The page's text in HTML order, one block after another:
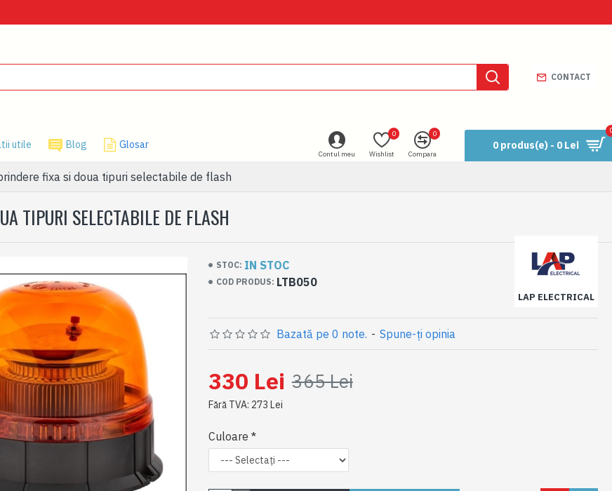
CONTACT
utile Blog Glosar
Contul meu Wishlist
0
Compara
0
0 produs(e) - 0 Lei
fixa si doua tipuri selectabile de flash
TIPURI SELECTABILE DE FLASH
STOC: IN STOC
COD PRODUS: LTB050
LAP ELECTRICAL
Bazată pe 0 note. - Spune-ţi opinia
330 Lei 365 Lei
Fără TVA: 273 Lei
Culoare